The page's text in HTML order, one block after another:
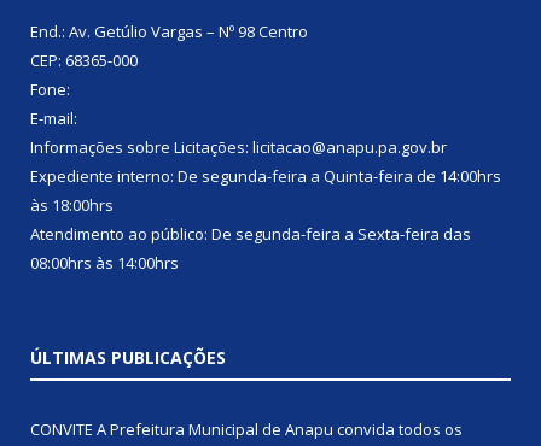
End.: Av. Getúlio Vargas – Nº 98 Centro
CEP: 68365-000
Fone:
E-mail:
Informações sobre Licitações: licitacao@anapu.pa.gov.br
Expediente interno: De segunda-feira a Quinta-feira de 14:00hrs
às 18:00hrs
Atendimento ao público: De segunda-feira a Sexta-feira das
08:00hrs às 14:00hrs
ÚLTIMAS PUBLICAÇÕES
CONVITE A Prefeitura Municipal de Anapu convida todos os